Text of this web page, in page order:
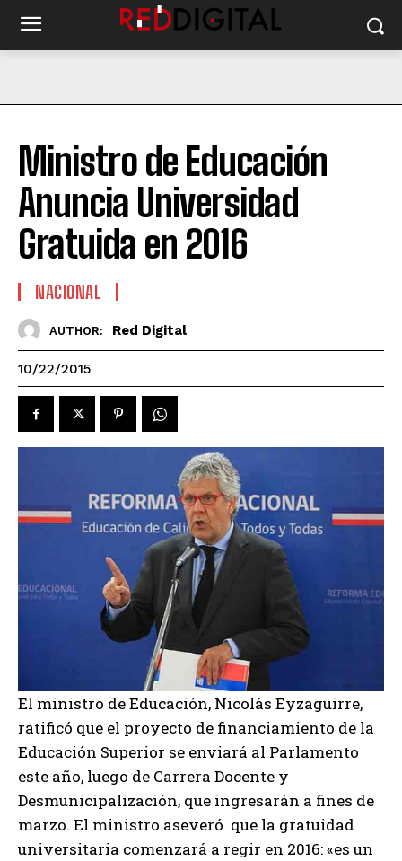
Ministro de Educación
Anuncia Universidad
Gratuida en 2016
NACIONAL
AUTHOR: Red Digital
10/22/2015
El ministro de Educación, Nicolás Eyzaguirre,
ratificó que el proyecto de financiamiento de la
Educación Superior se enviará al Parlamento
este año, luego de Carrera Docente y
Desmunicipalización, que ingresarán a fines de
marzo. El ministro aseveró que la gratuidad
universitaria comenzará a regir en 2016: «es un